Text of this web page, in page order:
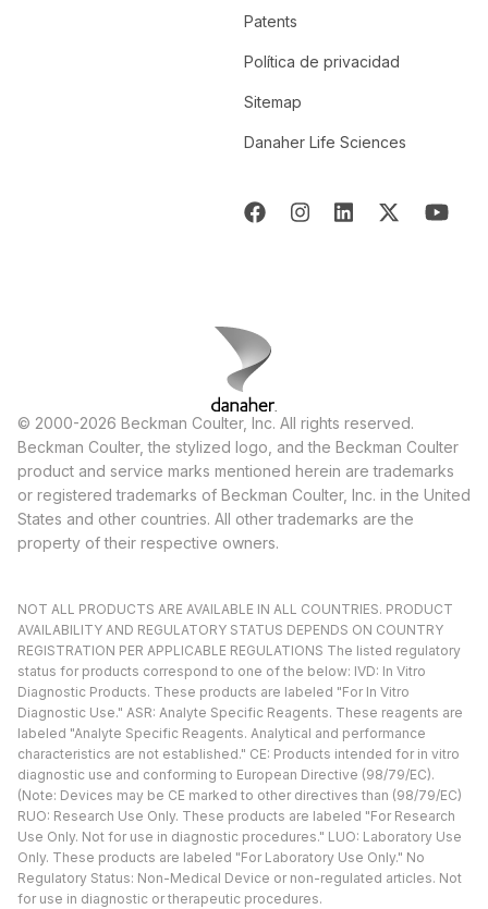
Patents
Política de privacidad
Sitemap
Danaher Life Sciences
© 2000-2026 Beckman Coulter, Inc. All rights reserved.
Beckman Coulter, the stylized logo, and the Beckman Coulter
product and service marks mentioned herein are trademarks
or registered trademarks of Beckman Coulter, Inc. in the United
States and other countries. All other trademarks are the
property of their respective owners.
NOT ALL PRODUCTS ARE AVAILABLE IN ALL COUNTRIES. PRODUCT
AVAILABILITY AND REGULATORY STATUS DEPENDS ON COUNTRY
REGISTRATION PER APPLICABLE REGULATIONS The listed regulatory
status for products correspond to one of the below: IVD: In Vitro
Diagnostic Products. These products are labeled "For In Vitro
Diagnostic Use." ASR: Analyte Specific Reagents. These reagents are
labeled "Analyte Specific Reagents. Analytical and performance
characteristics are not established." CE: Products intended for in vitro
diagnostic use and conforming to European Directive (98/79/EC).
(Note: Devices may be CE marked to other directives than (98/79/EC)
RUO: Research Use Only. These products are labeled "For Research
Use Only. Not for use in diagnostic procedures." LUO: Laboratory Use
Only. These products are labeled "For Laboratory Use Only." No
Regulatory Status: Non-Medical Device or non-regulated articles. Not
for use in diagnostic or therapeutic procedures.